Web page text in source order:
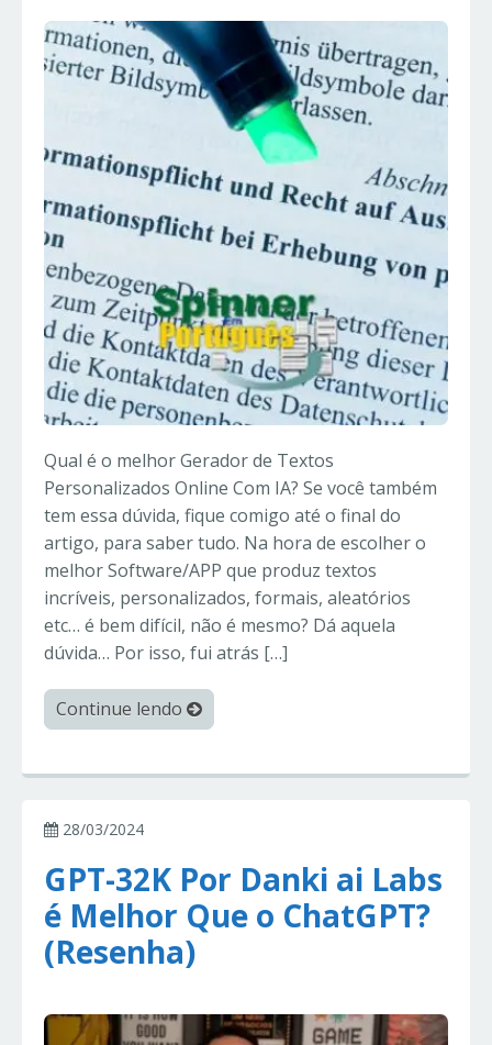
Qual é o melhor Gerador de Textos
Personalizados Online Com IA? Se você também
tem essa dúvida, fique comigo até o final do
artigo, para saber tudo. Na hora de escolher o
melhor Software/APP que produz textos
incríveis, personalizados, formais, aleatórios
etc… é bem difícil, não é mesmo? Dá aquela
dúvida… Por isso, fui atrás […]
Continue lendo
28/03/2024
GPT-32K Por Danki ai Labs
é Melhor Que o ChatGPT?
(Resenha)